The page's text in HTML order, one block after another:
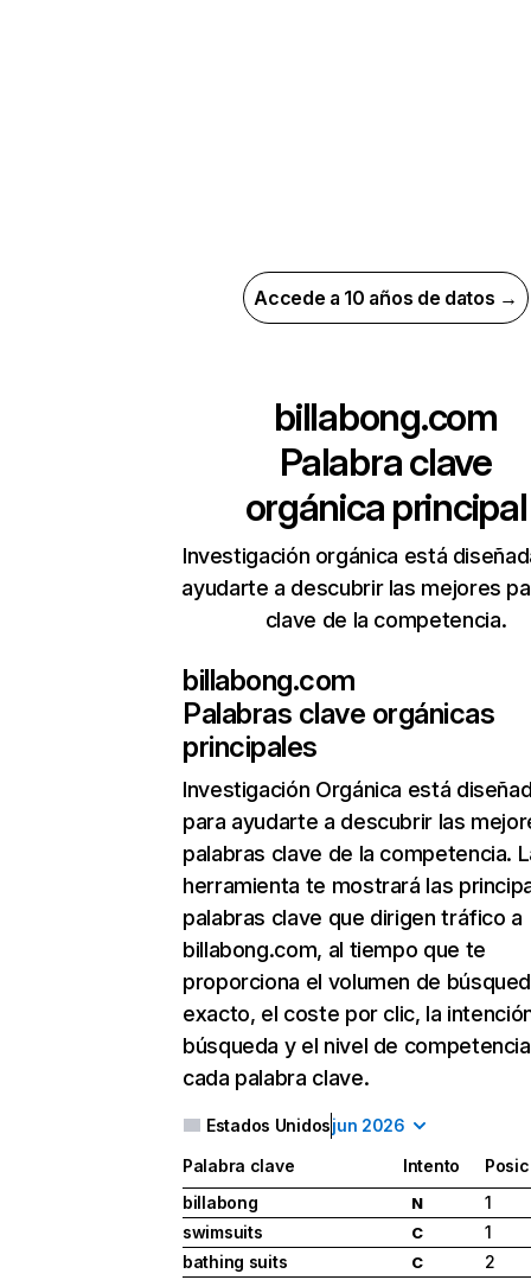
Accede a 10 años de datos →
billabong.com
Palabra clave
orgánica principal
Investigación orgánica está
ayudarte a descubrir las mejores
clave de la competencia.
billabong.com
Palabras clave orgánicas
principales
Investigación Orgánica está
para ayudarte a descubrir las
palabras clave de la competencia.
herramienta te mostrará las
palabras clave que dirigen tráfico a
billabong.com, al tiempo que te
proporciona el volumen de
exacto, el coste por clic, la
búsqueda y el nivel de
cada palabra clave.
Estados Unidosjun 2026
Palabra clave Intento
billabong
N
1
swimsuits
C
1
bathing suits
C
2